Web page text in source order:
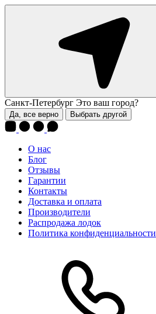
Санкт-Петербург Это ваш город?
Да, все верно Выбрать другой
О нас
Блог
Отзывы
Гарантии
Контакты
Доставка и оплата
Производители
Распродажа лодок
Политика конфиденциальности